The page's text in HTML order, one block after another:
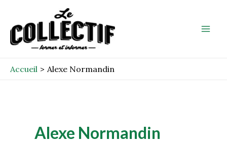
contenu
Accueil Alexe Normandin
Alexe Normandin